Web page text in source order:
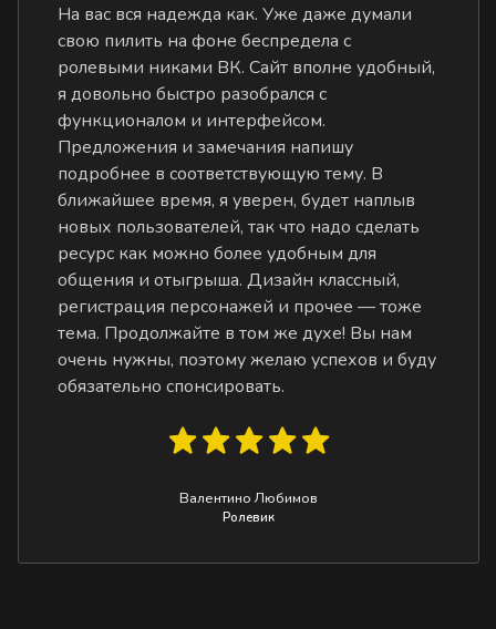
На вас вся надежда как. Уже даже думали
свою пилить на фоне беспредела с
ролевыми никами ВК. Сайт вполне удобный,
я довольно быстро разобрался с
функционалом и интерфейсом.
Предложения и замечания напишу
подробнее в соответствующую тему. В
ближайшее время, я уверен, будет наплыв
новых пользователей, так что надо сделать
ресурс как можно более удобным для
общения и отыгрыша. Дизайн классный,
регистрация персонажей и прочее — тоже
тема. Продолжайте в том же духе! Вы нам
очень нужны, поэтому желаю успехов и буду
обязательно спонсировать.
Валентино Любимов
Ролевик